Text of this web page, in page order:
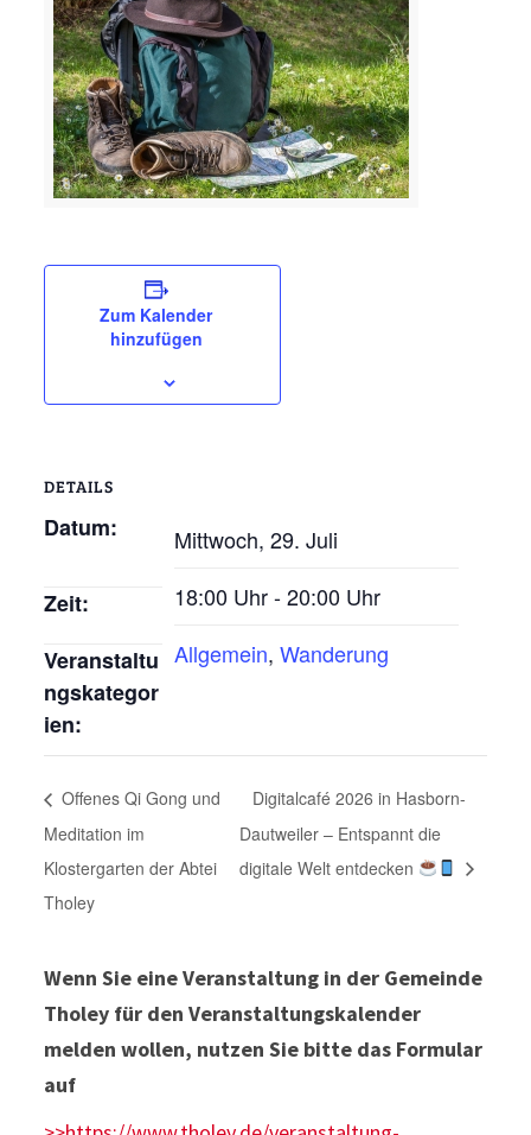
Zum Kalender
hinzufügen
DETAILS
Datum: Mittwoch, 29. Juli
Zeit: 18:00 Uhr - 20:00 Uhr
Veranstaltu
ngskategor
ien:
Allgemein, Wanderung
Offenes Qi Gong und
Meditation im
Klostergarten der Abtei
Tholey
Digitalcafé 2026 in Hasborn-
Dautweiler – Entspannt die
digitale Welt entdecken
Wenn Sie eine Veranstaltung in der Gemeinde
Tholey für den Veranstaltungskalender
melden wollen, nutzen Sie bitte das Formular
auf